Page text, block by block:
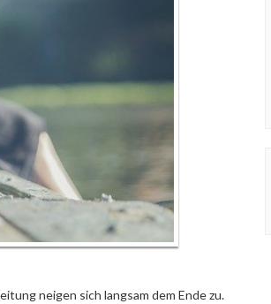
neigen sich langsam dem Ende zu.